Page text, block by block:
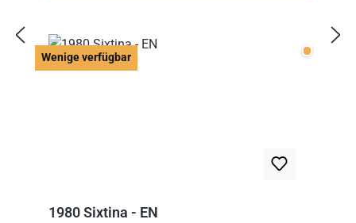
Wenige verfügbar Wenige
1980 Sixtina - EN